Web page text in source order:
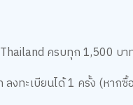
ครบทุก 1,500 บา
งทะเบียนได้ 1 ครั้ง (หาก